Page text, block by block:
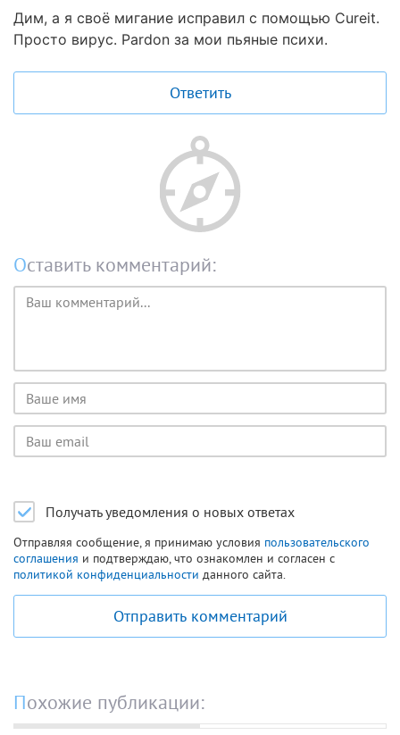
Дим, а я своё мигание исправил с помощью Cureit.
Просто вирус. Pardon за мои пьяные психи.
Ответить
Оставить комментарий:
Текст
комментария
Имя
пользователя
Email
пользователя
Получать уведомления о новых ответах
Отправляя сообщение, я принимаю условия пользовательского
соглашения и подтверждаю, что ознакомлен и согласен с
политикой конфиденциальности данного сайта.
Отправить комментарий
Похожие публикации: